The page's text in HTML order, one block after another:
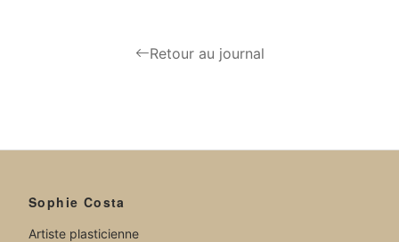
Retour au journal
Sophie Costa
Artiste plasticienne